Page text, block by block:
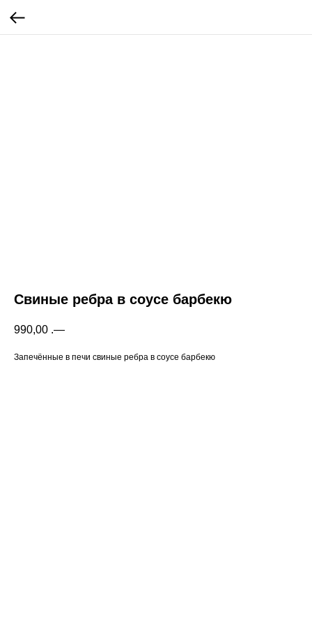
Свиные ребра в соусе барбекю
990,00 .—
Запечённые в печи свиные ребра в соусе барбекю